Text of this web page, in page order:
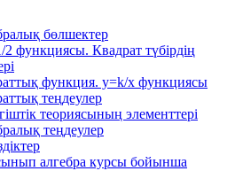
бөлшектер
2 функциясы. Квадрат түбірдің
функция. у=k/x функциясы
теңдеулер
теориясының элементтері
теңдеулер
алгебра курсы бойынша